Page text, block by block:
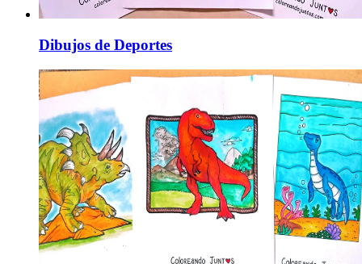
Dibujos de Deportes